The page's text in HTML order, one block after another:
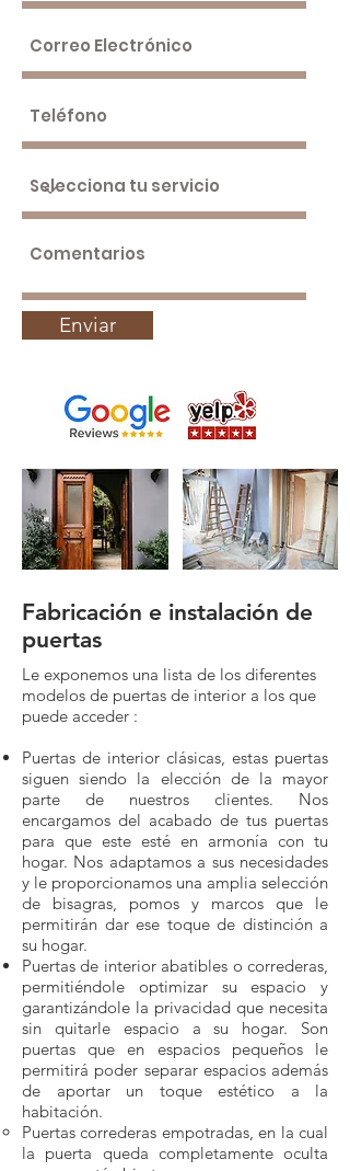
Fabricación e instalación de
puertas
Le exponemos una lista de los diferentes
modelos de puertas de interior a los que
puede acceder :
Puertas de interior clásicas, estas puertas
siguen siendo la elección de la mayor
parte de nuestros clientes. Nos
encargamos del acabado de tus puertas
para que este esté en armonía con tu
hogar. Nos adaptamos a sus necesidades
y le proporcionamos una amplia selección
de bisagras, pomos y marcos que le
permitirán dar ese toque de distinción a
su hogar.
Puertas de interior abatibles o correderas,
permitiéndole optimizar su espacio y
garantizándole la privacidad que necesita
sin quitarle espacio a su hogar. Son
puertas que en espacios pequeños le
permitirá poder separar espacios además
de aportar un toque estético a la
habitación.
Puertas correderas empotradas, en la cual
la puerta queda completamente oculta
Enviar